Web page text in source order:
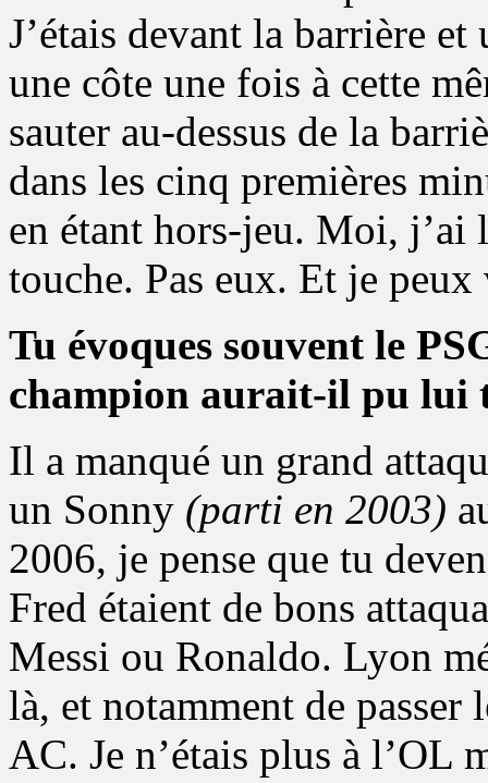
J’étais devant la barrière
une côte une fois à cette
sauter au-dessus de la
dans les cinq premières
en étant hors-jeu. Moi, j’ai
touche. Pas eux. Et je
Tu évoques souvent le
champion aurait-il pu lui
Il a manqué un grand
un Sonny (parti en 2003)
2006, je pense que tu
Fred étaient de bons
Messi ou Ronaldo. Lyon
là, et notamment de
AC. Je n’étais plus à l’OL